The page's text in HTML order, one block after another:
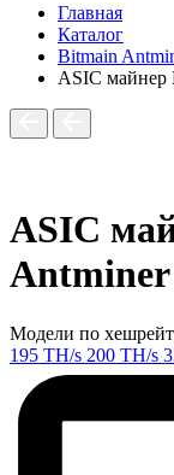
Главная
Каталог
Bitmain
ASIC майнер
ASIC
Antminer
Модели по
195 TH/s 200 TH/s